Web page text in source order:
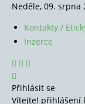
Neděle, 09. srpna
Kontakty /
Inzerce
Přihlásit se
Vítejte! přihlášení